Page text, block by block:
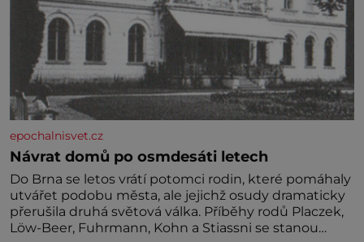
epochalnisvet.cz
Návrat domů po osmdesáti letech
Do Brna se letos vrátí potomci rodin, které pomáhaly
utvářet podobu města, ale jejichž osudy dramaticky
přerušila druhá světová válka. Příběhy rodů Placzek,
Löw-Beer, Fuhrmann, Kohn a Stiassni se stanou